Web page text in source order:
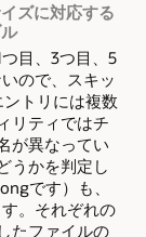
ズに対応する
目、3つ目、5
ので、スキッ
トリには複数
リティではチ
が異なってい
うかを判定し
です）も、
。それぞれの
たファイルの